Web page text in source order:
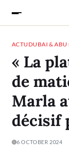
ACTU DUBAI & ABU
« La
de
Marla
décisif
6 OCTOBER 2024